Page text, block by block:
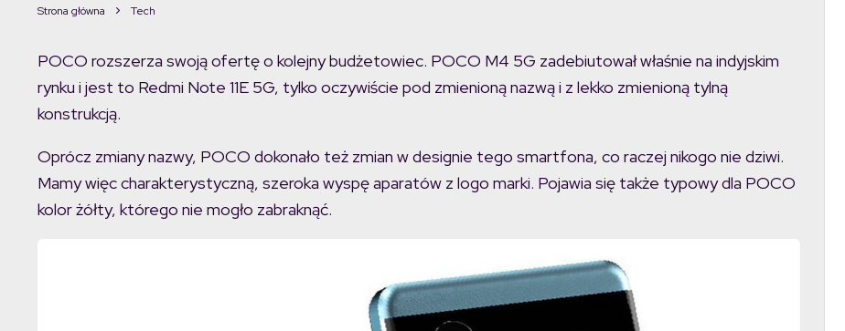
Strona główna Tech
POCO rozszerza swoją ofertę o kolejny budżetowiec. POCO M4 5G zadebiutował właśnie na indyjskim
rynku i jest to Redmi Note 11E 5G, tylko oczywiście pod zmienioną nazwą i z lekko zmienioną tylną
konstrukcją.
Oprócz zmiany nazwy, POCO dokonało też zmian w designie tego smartfona, co raczej nikogo nie dziwi.
Mamy więc charakterystyczną, szeroka wyspę aparatów z logo marki. Pojawia się także typowy dla POCO
kolor żółty, którego nie mogło zabraknąć.